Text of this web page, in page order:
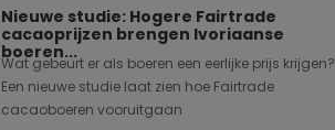
Nieuwe studie: Hogere Fairtrade
cacaoprijzen brengen Ivoriaanse
boeren...
Wat gebeurt er als boeren een eerlijke prijs krijgen?
Een nieuwe studie laat zien hoe Fairtrade
cacaoboeren vooruitgaan